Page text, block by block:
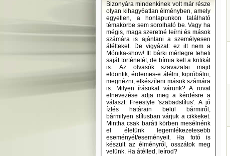
Bizonyára mindenkinek volt már része
olyan kihagy6atlan élményben, amely
egyetlen, a honlapunkon található
témakörbe sem sorolható be. Vagy ha
mégis, maga szeretné leírni és mások
számára is ajánlani a személyesen
átélteket. De vigyázat: ez itt nem a
Mónika-show! Itt bárki mérlegre teheti
saját történetét, de bírnia kell a kritikát
is. Az olvasók szavazatai majd
eldöntik, érdemes-e átélni, kipróbálni,
megnézni, elkészíteni mások számára
is. Milyen írásokat várunk? A rovat
elnevezése adja meg a kérdésre a
választ: Freestyle 'szabadstílus'. A jó
ízlés határain belül bármiről,
bármilyen stílusban várjuk a cikkeket.
Mintha csak baráti körben mesélnénk
el életünk legemlékezetesebb
eseményét/eseményeit. Ha fotó is
készült az élményről, osszátok meg
velünk. Ha átélted, leírod?